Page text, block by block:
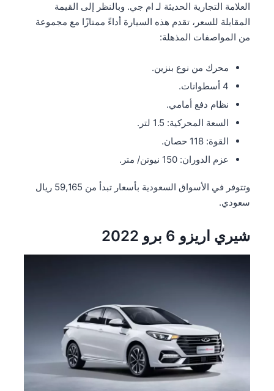
العلامة التجارية الحديثة لـ ام جي. وبالنظر إلى القيمة
المقابلة للسعر، تقدم هذه السيارة أداءً ممتازًا مع مجموعة
من المواصفات المذهلة:
محرك من نوع بنزين.
4 أسطوانات.
نظام دفع أمامي.
السعة المحركية: 1.5 لتر.
القوة: 118 حصان.
عزم الدوران: 150 نيوتن/ متر.
وتتوفر في الأسواق السعودية بأسعار تبدأ من 59,165 ريال
سعودي.
شيري اريزو 6 برو 2022